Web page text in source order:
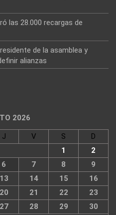
las 28.000 recargas de
de la asamblea y
alianzas
2026
J V S
D
1
2
6 7 8
9
13 14 15
16
20 21 22
23
27 28 29
30